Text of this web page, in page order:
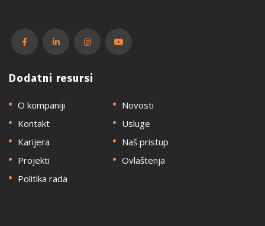
Dodatni resursi
O kompaniji
Novosti
Kontakt
Usluge
Karijera
Naš pristup
Projekti
Ovlaštenja
Politika rada